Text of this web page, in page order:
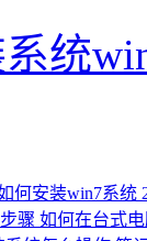
统
何安装win7系统
骤 如何在台式